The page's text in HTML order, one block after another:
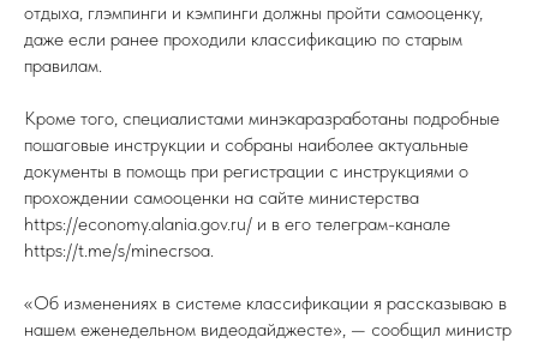
отдыха, глэмпинги и кэмпинги должны пройти самооценку,
даже если ранее проходили классификацию по старым
правилам.
Кроме того, специалистами минэкаразработаны подробные
пошаговые инструкции и собраны наиболее актуальные
документы в помощь при регистрации с инструкциями о
прохождении самооценки на сайте министерства
https://economy.alania.gov.ru/ и в его телеграм-канале
https://t.me/s/minecrsoa.
«Об изменениях в системе классификации я рассказываю в
нашем еженедельном видеодайджесте», — сообщил министр